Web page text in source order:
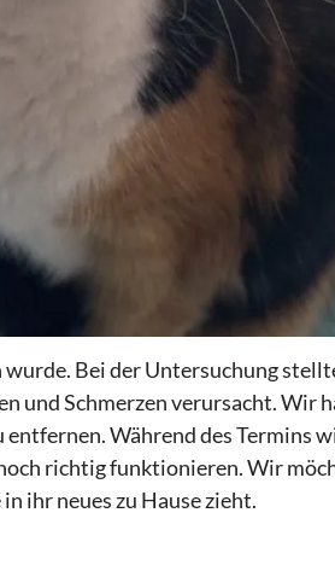
Bei der Untersuchung
und Schmerzen verursacht. Wir
Während des Termins
richtig funktionieren. Wir
ihr neues zu Hause zieht.